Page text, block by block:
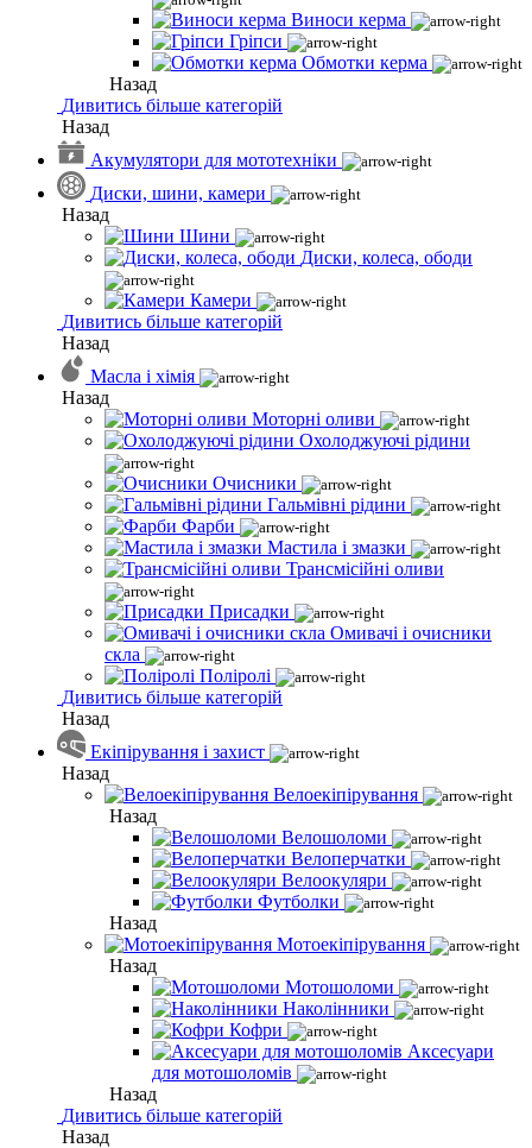
Виноси керма
Гріпси
Обмотки керма
Назад
Дивитись більше категорій
Назад
Акумулятори для мототехніки
Диски, шини, камери
Назад
Шини
Диски, колеса, ободи
Камери
Дивитись більше категорій
Назад
Масла і хімія
Назад
Моторні оливи
Охолоджуючі рідини
Очисники
Гальмівні рідини
Фарби
Мастила і змазки
Трансмісійні оливи
Присадки
Омивачі і очисники
скла
Поліролі
Дивитись більше категорій
Назад
Екіпірування і захист
Назад
Велоекіпірування
Назад
Велошоломи
Велоперчатки
Велоокуляри
Футболки
Назад
Мотоекіпірування
Назад
Мотошоломи
Наколінники
Кофри
Аксесуари
для мотошоломів
Назад
Дивитись більше категорій
Назад